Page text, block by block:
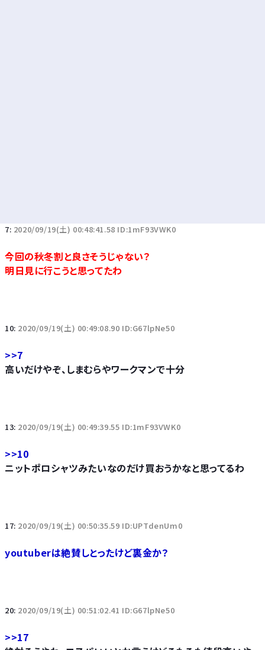
7: 2020/09/19(土) 00:48:41.58 ID:1mF93VWK0
今回の秋冬割と良さそうじゃない？
明日見に行こうと思ってたわ
10: 2020/09/19(土) 00:49:08.90 ID:G67lpNe50
>>7
高いだけやぞ、しまむらやワークマンで十分
13: 2020/09/19(土) 00:49:39.55 ID:1mF93VWK0
>>10
ニットポロシャツみたいなのだけ買おうかなと思ってるわ
17: 2020/09/19(土) 00:50:35.59 ID:UPTdenUm0
youtuberは絶賛しとったけど裏金か？
20: 2020/09/19(土) 00:51:02.41 ID:G67lpNe50
>>17